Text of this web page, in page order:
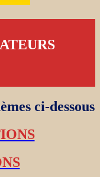
ci-dessous